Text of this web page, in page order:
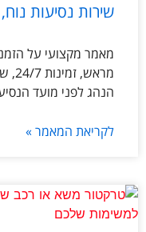
שירות נסיעות נוח,
מאמר מקצועי על
הנהג לפני מועד
לקריאת המאמר »